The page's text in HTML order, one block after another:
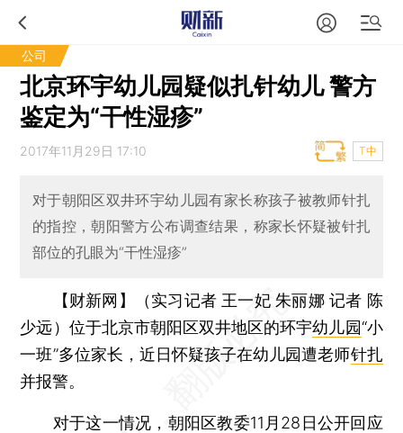
公司
北京环宇幼儿园疑似扎针幼儿 警方
鉴定为“干性湿疹”
2017年11月29日 17:10 T中
对于朝阳区双井环宇幼儿园有家长称孩子被教师针扎
的指控，朝阳警方公布调查结果，称家长怀疑被针扎
部位的孔眼为“干性湿疹”
【财新网】（实习记者 王一妃 朱丽娜 记者 陈
少远） 位于北京市朝阳区双井地区的环宇幼儿园“小
一班”多位家长，近日怀疑孩子在幼儿园遭老师针扎
并报警。
对于这一情况，朝阳区教委11月28日公开回应